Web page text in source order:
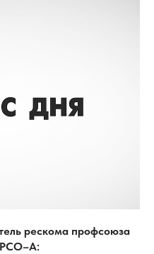
рескома профсоюза
РСО–А: